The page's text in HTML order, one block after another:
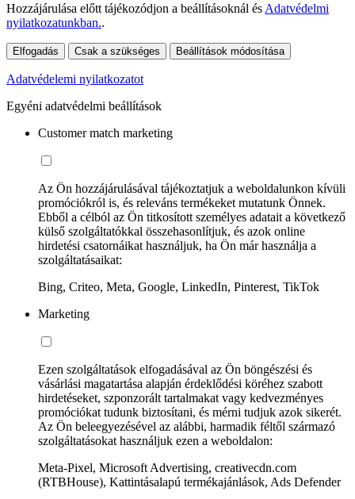
Hozzájárulása előtt tájékozódjon a beállításoknál és Adatvédelmi
nyilatkozatunkban..
Elfogadás Csak a szükséges Beállítások módosítása
Adatvédelemi nyilatkozatot
Egyéni adatvédelmi beállítások
Customer match marketing
Az Ön hozzájárulásával tájékoztatjuk a weboldalunkon kívüli
promóciókról is, és releváns termékeket mutatunk Önnek.
Ebből a célból az Ön titkosított személyes adatait a következő
külső szolgáltatókkal összehasonlítjuk, és azok online
hirdetési csatornáikat használjuk, ha Ön már használja a
szolgáltatásaikat:
Bing, Criteo, Meta, Google, LinkedIn, Pinterest, TikTok
Marketing
Ezen szolgáltatások elfogadásával az Ön böngészési és
vásárlási magatartása alapján érdeklődési köréhez szabott
hirdetéseket, szponzorált tartalmakat vagy kedvezményes
promóciókat tudunk biztosítani, és mérni tudjuk azok sikerét.
Az Ön beleegyezésével az alábbi, harmadik féltől származó
szolgáltatásokat használjuk ezen a weboldalon:
Meta-Pixel, Microsoft Advertising, creativecdn.com
(RTBHouse), Kattintásalapú termékajánlások, Ads Defender